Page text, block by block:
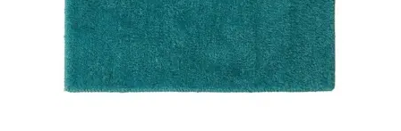
Κατάστημα